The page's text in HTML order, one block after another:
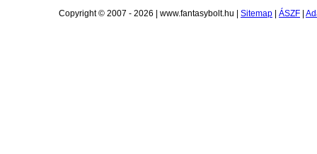
Copyright © 2007 - 2026 | www.fantasybolt.hu | Sitemap ÁSZF